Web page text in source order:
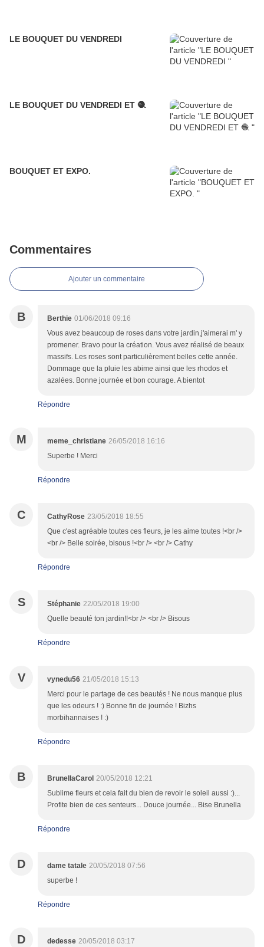
LE BOUQUET DU VENDREDI
LE BOUQUET DU VENDREDI ET 🧶
BOUQUET ET EXPO.
Commentaires
Ajouter un commentaire
B Berthie 01/06/2018 09:16
Vous avez beaucoup de roses dans votre jardin,j'aimerai m' y
promener. Bravo pour la création. Vous avez réalisé de beaux
massifs. Les roses sont particulièrement belles cette année.
Dommage que la pluie les abime ainsi que les rhodos et
azalées. Bonne journée et bon courage. A bientot
Répondre
M meme_christiane 26/05/2018 16:16
Superbe ! Merci
Répondre
C CathyRose 23/05/2018 18:55
Que c'est agréable toutes ces fleurs, je les aime toutes !<br />
<br /> Belle soirée, bisous !<br /> <br /> Cathy
Répondre
S Stéphanie 22/05/2018 19:00
Quelle beauté ton jardin!!<br /> <br /> Bisous
Répondre
V vynedu56 21/05/2018 15:13
Merci pour le partage de ces beautés ! Ne nous manque plus
que les odeurs ! :) Bonne fin de journée ! Bizhs
morbihannaises ! :)
Répondre
B BrunellaCarol 20/05/2018 12:21
Sublime fleurs et cela fait du bien de revoir le soleil aussi :)...
Profite bien de ces senteurs... Douce journée... Bise Brunella
Répondre
D dame tatale 20/05/2018 07:56
superbe !
Répondre
D dedesse 20/05/2018 03:17